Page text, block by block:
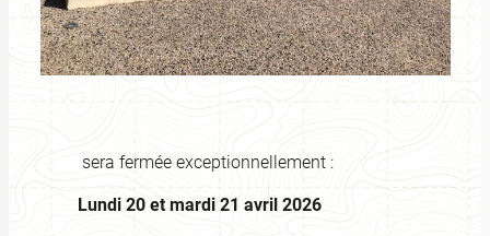
sera fermée exceptionnellement :
Lundi 20 et mardi 21 avril 2026